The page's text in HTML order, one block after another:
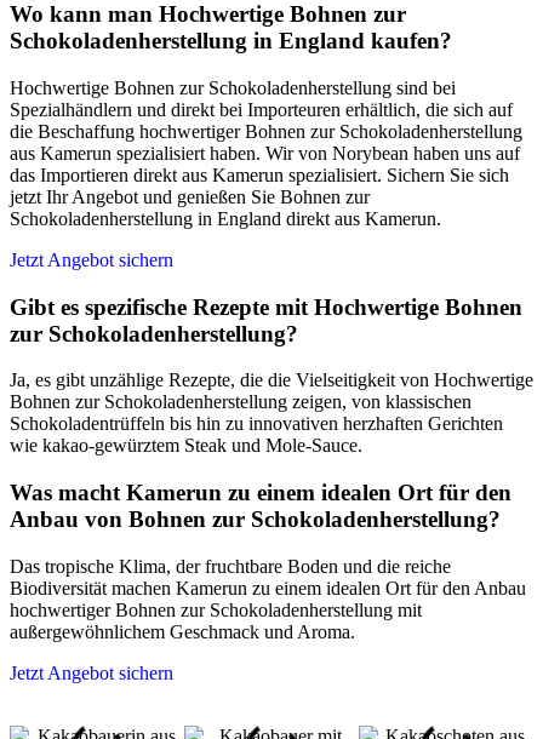
Wo kann man Hochwertige Bohnen zur
Schokoladenherstellung in England kaufen?
Hochwertige Bohnen zur Schokoladenherstellung sind bei
Spezialhändlern und direkt bei Importeuren erhältlich, die sich auf
die Beschaffung hochwertiger Bohnen zur Schokoladenherstellung
aus Kamerun spezialisiert haben. Wir von Norybean haben uns auf
das Importieren direkt aus Kamerun spezialisiert. Sichern Sie sich
jetzt Ihr Angebot und genießen Sie Bohnen zur
Schokoladenherstellung in England direkt aus Kamerun.
Jetzt Angebot sichern
Gibt es spezifische Rezepte mit Hochwertige Bohnen
zur Schokoladenherstellung?
Ja, es gibt unzählige Rezepte, die die Vielseitigkeit von Hochwertige
Bohnen zur Schokoladenherstellung zeigen, von klassischen
Schokoladentrüffeln bis hin zu innovativen herzhaften Gerichten
wie kakao-gewürztem Steak und Mole-Sauce.
Was macht Kamerun zu einem idealen Ort für den
Anbau von Bohnen zur Schokoladenherstellung?
Das tropische Klima, der fruchtbare Boden und die reiche
Biodiversität machen Kamerun zu einem idealen Ort für den Anbau
hochwertiger Bohnen zur Schokoladenherstellung mit
außergewöhnlichem Geschmack und Aroma.
Jetzt Angebot sichern